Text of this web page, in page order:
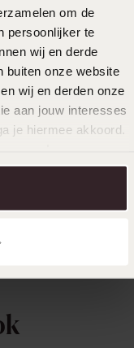
om de
persoonlijker te
wij en derde
buiten onze website
wij en derden onze
aan jouw interesses
je hiermee akkoord.